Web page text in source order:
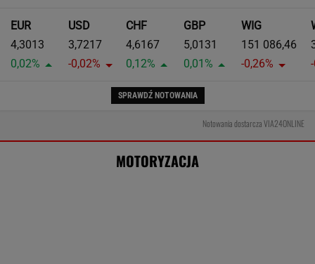
EUR
4,3013
0,02%
USD
3,7217
-0,02%
CHF
4,6167
0,12%
GBP
5,0131
0,01%
WIG
151 086,46
-0,26%
SPRAWDŹ NOTOWANIA
Notowania dostarcza VIA24ONLINE
MOTORYZACJA